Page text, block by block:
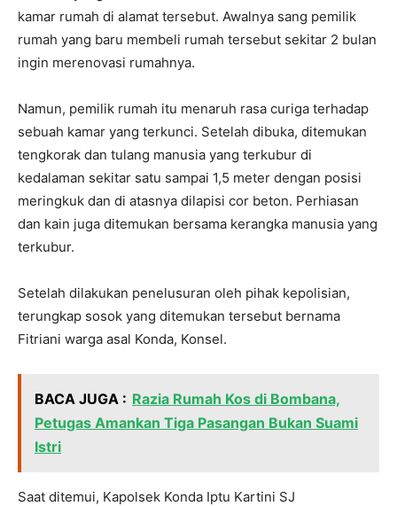
kamar rumah di alamat tersebut. Awalnya sang pemilik
rumah yang baru membeli rumah tersebut sekitar 2 bulan
ingin merenovasi rumahnya.
Namun, pemilik rumah itu menaruh rasa curiga terhadap
sebuah kamar yang terkunci. Setelah dibuka, ditemukan
tengkorak dan tulang manusia yang terkubur di
kedalaman sekitar satu sampai 1,5 meter dengan posisi
meringkuk dan di atasnya dilapisi cor beton. Perhiasan
dan kain juga ditemukan bersama kerangka manusia yang
terkubur.
Setelah dilakukan penelusuran oleh pihak kepolisian,
terungkap sosok yang ditemukan tersebut bernama
Fitriani warga asal Konda, Konsel.
BACA JUGA : Razia Rumah Kos di Bombana,
Petugas Amankan Tiga Pasangan Bukan Suami
Istri
Saat ditemui, Kapolsek Konda Iptu Kartini SJ